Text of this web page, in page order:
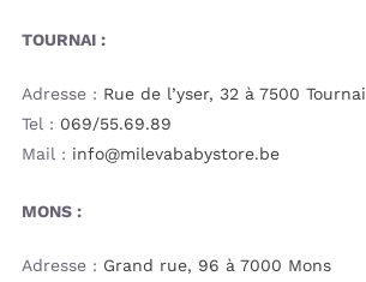
TOURNAI :
Adresse : Rue de l’yser, 32 à 7500 Tournai
Tel : 069/55.69.89
Mail : info@milevababystore.be
MONS :
Adresse : Grand rue, 96 à 7000 Mons